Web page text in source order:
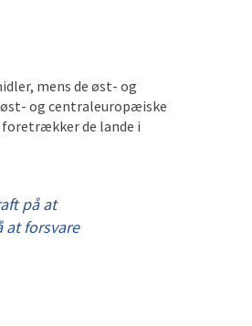
mens de øst- og
og centraleuropæiske
foretrækker de lande i
på at
at forsvare